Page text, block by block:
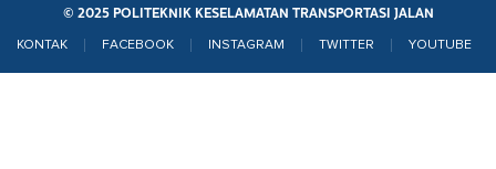
© 2025 POLITEKNIK KESELAMATAN TRANSPORTASI JALAN
KONTAK FACEBOOK INSTAGRAM TWITTER YOUTUBE